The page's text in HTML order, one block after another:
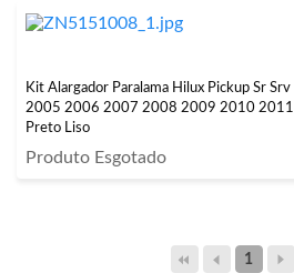
Kit Alargador Paralama Hilux Pickup Sr Srv
2005 2006 2007 2008 2009 2010 2011
Preto Liso
Produto Esgotado
1